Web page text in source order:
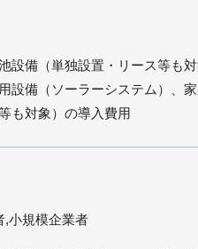
設備（単独設置・リース等も
設備（ソーラーシステム）、
も対象）の導入費用
,小規模企業者